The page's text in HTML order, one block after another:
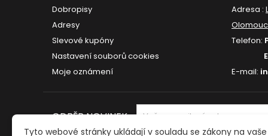
Dobropisy
Adresy
Slevové kupóny
Nastavení souborů cookies
Moje oznámení
Adresa :
Olomouc
Telefon:
E-mail:
ODBĚR NOVINEK
Tyto webové stránky ukládají v souladu se zákony na vaše